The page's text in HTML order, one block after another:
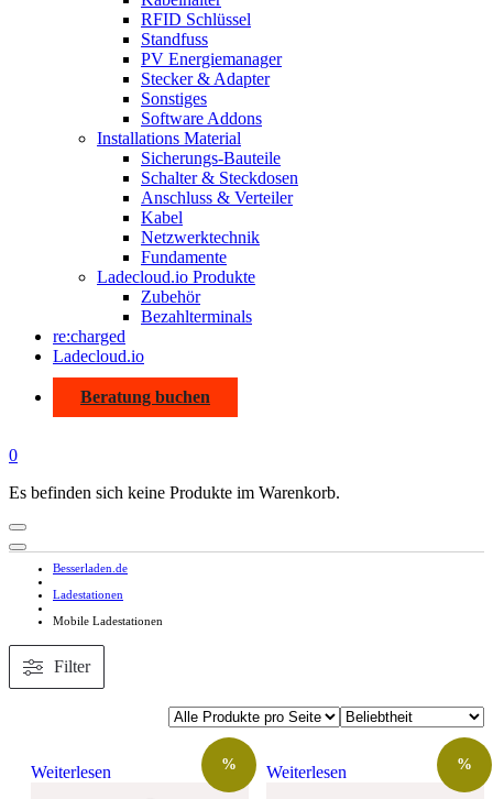
RFID Schlüssel
Standfuss
PV Energiemanager
Stecker & Adapter
Sonstiges
Software Addons
Installations Material
Sicherungs-Bauteile
Schalter & Steckdosen
Anschluss & Verteiler
Kabel
Netzwerktechnik
Fundamente
Ladecloud.io Produkte
Zubehör
Bezahlterminals
re:charged
Ladecloud.io
Beratung buchen
0
Es befinden sich keine Produkte im Warenkorb.
Besserladen.de
Ladestationen
Mobile Ladestationen
Filter
Weiterlesen % Weiterlesen %